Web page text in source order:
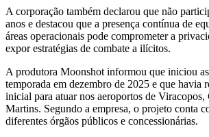
A corporação também declarou que não
anos e destacou que a presença contínua de
áreas operacionais pode comprometer a
expor estratégias de combate a ilícitos.
A produtora Moonshot informou que iniciou
temporada em dezembro de 2025 e que havia
inicial para atuar nos aeroportos de Viracopos,
Martins. Segundo a empresa, o projeto conta
diferentes órgãos públicos e concessionárias.